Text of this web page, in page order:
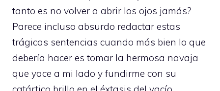
tanto es no volver a abrir los ojos jamás?
Parece incluso absurdo redactar estas
trágicas sentencias cuando más bien lo que
debería hacer es tomar la hermosa navaja
que yace a mi lado y fundirme con su